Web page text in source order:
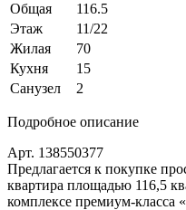
Общая
116.5
Этаж
11/22
Жилая
70
Кухня
15
Санузел
2
Подробное описание
Арт. 138550377
Предлагается к покупке
квартира площадью 116,5
комплексе премиум-